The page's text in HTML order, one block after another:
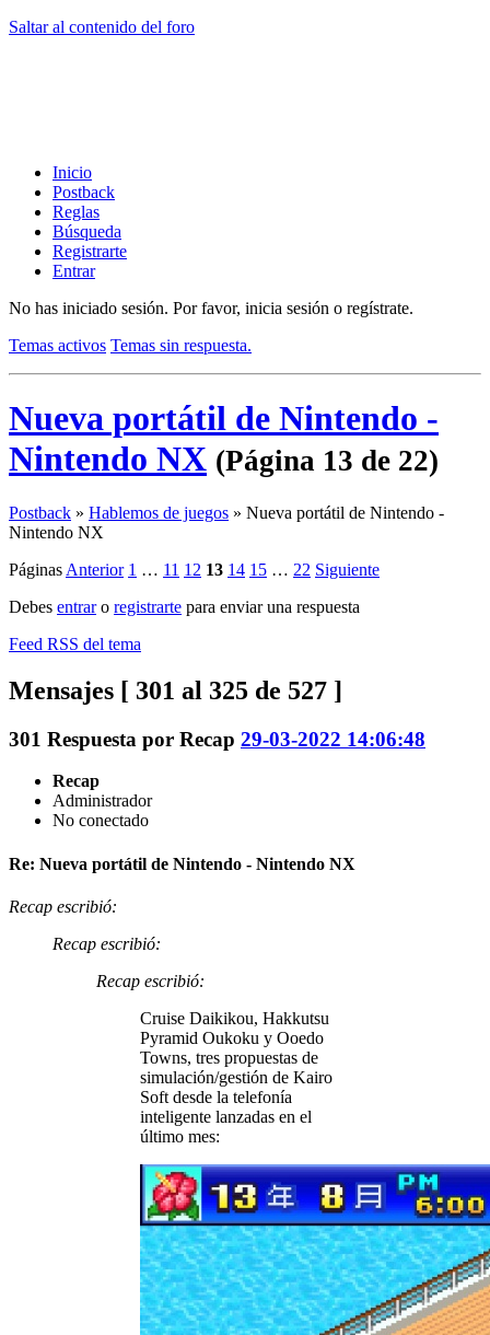
Saltar al contenido del foro
Inicio
Postback
Reglas
Búsqueda
Registrarte
Entrar
No has iniciado sesión. Por favor, inicia sesión o regístrate.
Temas activos Temas sin respuesta.
Nueva portátil de Nintendo -
Nintendo NX (Página 13 de 22)
Postback » Hablemos de juegos » Nueva portátil de Nintendo -
Nintendo NX
Páginas Anterior 1 … 11 12 13 14 15 … 22 Siguiente
Debes entraro registrarte para enviar una respuesta
Feed RSS del tema
Mensajes [ 301 al 325 de 527 ]
301 Respuesta por Recap 29-03-2022 14:06:48
Recap
Administrador
No conectado
Re: Nueva portátil de Nintendo - Nintendo NX
Recap escribió:
Recap escribió:
Recap escribió:
Cruise Daikikou, Hakkutsu
Pyramid Oukoku y Ooedo
Towns, tres propuestas de
simulación/gestión de Kairo
Soft desde la telefonía
inteligente lanzadas en el
último mes: